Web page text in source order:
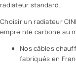
radiateur standard.
Choisir un radiateur
empreinte carbone au
Nos câbles
fabriqués en